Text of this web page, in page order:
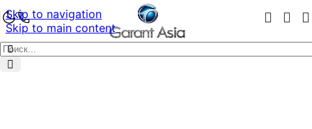
Skip to navigation
Skip to main content